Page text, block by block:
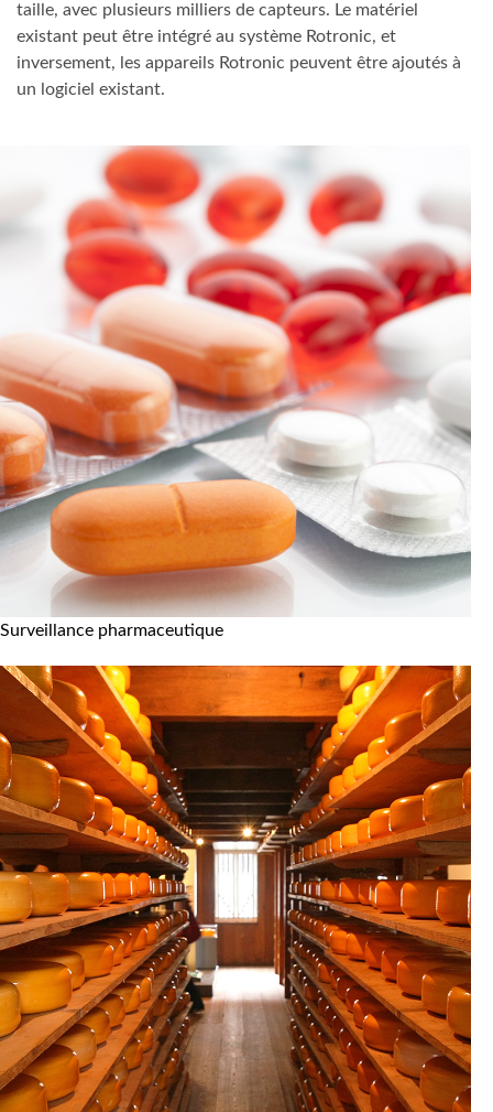
taille, avec plusieurs milliers de capteurs. Le matériel
existant peut être intégré au système Rotronic, et
inversement, les appareils Rotronic peuvent être ajoutés à
un logiciel existant.
Surveillance pharmaceutique